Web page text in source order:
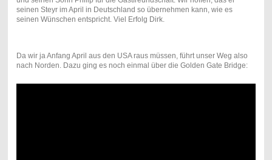
seinen Steyr im April in Deutschland so übernehmen kann, wie es
seinen Wünschen entspricht. Viel Erfolg Dirk.
Da wir ja Anfang April aus den USA raus müssen, führt unser Weg also
nach Norden. Dazu ging es noch einmal über die Golden Gate Bridge: